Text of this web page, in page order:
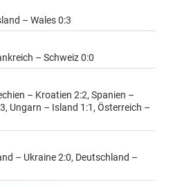
– Wales 0:3
– Schweiz 0:0
– Kroatien 2:2, Spanien –
Ungarn – Island 1:1, Österreich –
– Ukraine 2:0, Deutschland –